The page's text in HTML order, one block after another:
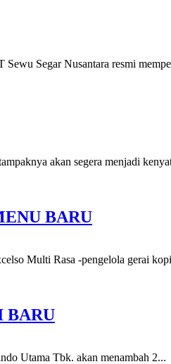
Segar Nusantara resmi
akan segera menjadi
BARU
Multi Rasa -pengelola gerai
BARU
Utama Tbk. akan menambah 2...